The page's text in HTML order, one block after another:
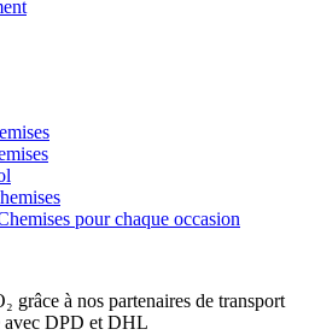
pour chaque occasion
grâce à nos partenaires de transport
avec DPD et DHL